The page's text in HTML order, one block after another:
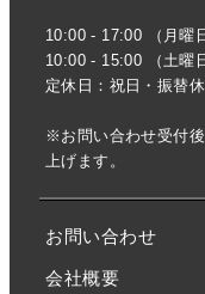
10:00 - 17:00 （月曜
10:00 - 15:00 （土曜
定休日：祝日・振替
※お問い合わせ受付
上げます。
お問い合わせ
会社概要